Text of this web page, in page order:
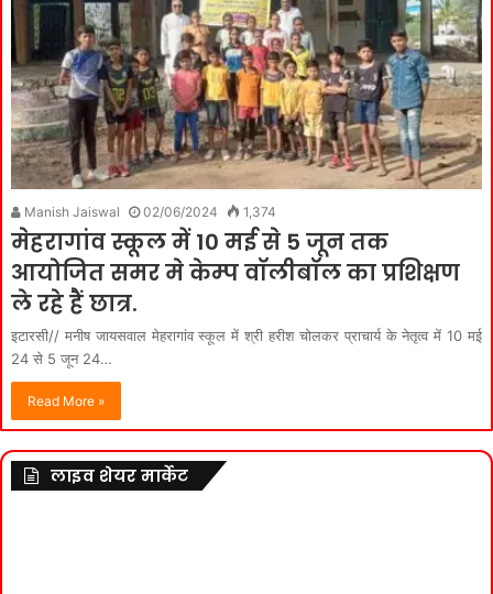
Manish Jaiswal 02/06/2024 1,374
मेहरागांव स्कूल में 10 मई से 5 जून तक
आयोजित समर मे केम्प वॉलीबॉल का प्रशिक्षण
ले रहे हैं छात्र.
इटारसी// मनीष जायसवाल मेहरागांव स्कूल में श्री हरीश चोलकर प्राचार्य के नेतृत्व में 10 मई
24 से 5 जून 24…
Read More »
लाइव शेयर मार्केट